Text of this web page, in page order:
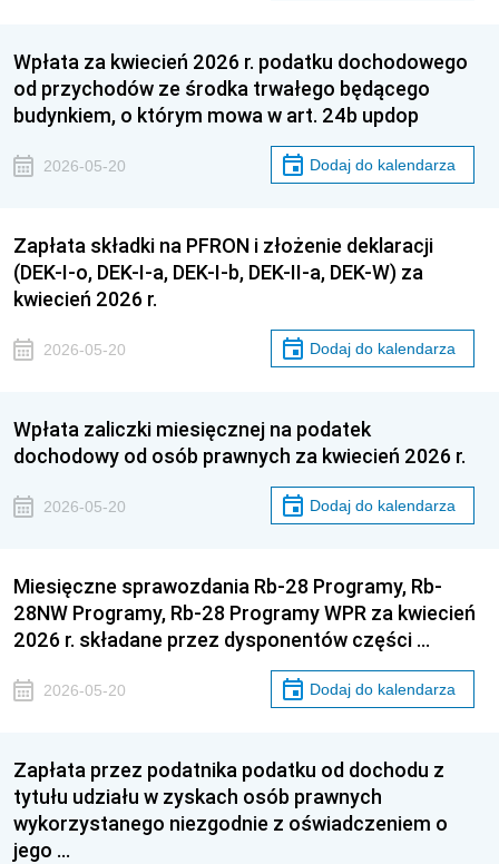
Wpłata za kwiecień 2026 r. podatku dochodowego
od przychodów ze środka trwałego będącego
budynkiem, o którym mowa w art. 24b updop
2026-05-20 Dodaj do kalendarza
Zapłata składki na PFRON i złożenie deklaracji
(DEK-I-o, DEK-I-a, DEK-I-b, DEK-II-a, DEK-W) za
kwiecień 2026 r.
2026-05-20 Dodaj do kalendarza
Wpłata zaliczki miesięcznej na podatek
dochodowy od osób prawnych za kwiecień 2026 r.
2026-05-20 Dodaj do kalendarza
Miesięczne sprawozdania Rb-28 Programy, Rb-
28NW Programy, Rb-28 Programy WPR za kwiecień
2026 r. składane przez dysponentów części …
2026-05-20 Dodaj do kalendarza
Zapłata przez podatnika podatku od dochodu z
tytułu udziału w zyskach osób prawnych
wykorzystanego niezgodnie z oświadczeniem o
jego …